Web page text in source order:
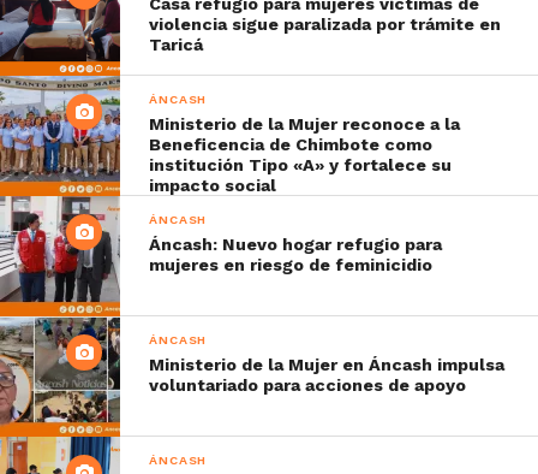
violencia sigue paralizada por trámite en
Taricá
ÁNCASH
Ministerio de la Mujer reconoce a la
Beneficencia de Chimbote como
institución Tipo «A» y fortalece su
impacto social
ÁNCASH
Áncash: Nuevo hogar refugio para
mujeres en riesgo de feminicidio
ÁNCASH
Ministerio de la Mujer en Áncash impulsa
voluntariado para acciones de apoyo
ÁNCASH